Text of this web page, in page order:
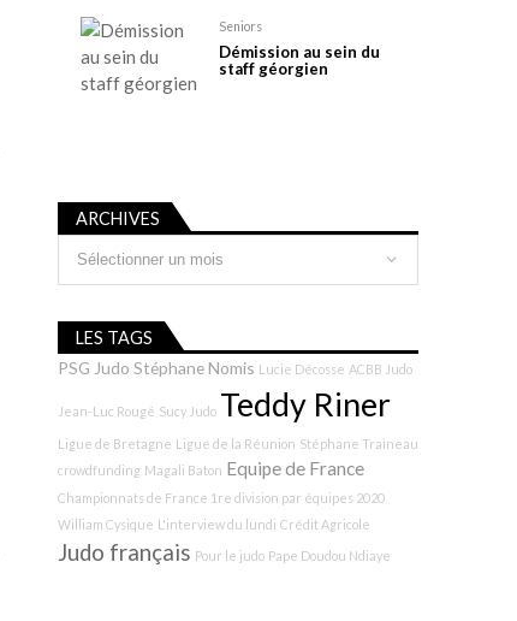
Seniors
Démission au sein du
staff géorgien
ARCHIVES
LES TAGS
PSG Judo Stéphane Nomis Lucie Décosse ACBB Judo
Jean-Luc Rougé Sucy Judo Teddy Riner
Ligue de Bretagne Ligue de la Réunion Stéphane Traineau
crowdfunding Magali Baton Equipe de France
Championnats de France 1re division par équipes 2020
William Cysique L'interview du lundi Crédit Agricole
Judo français Pour le judo Pape Doudou Ndiaye